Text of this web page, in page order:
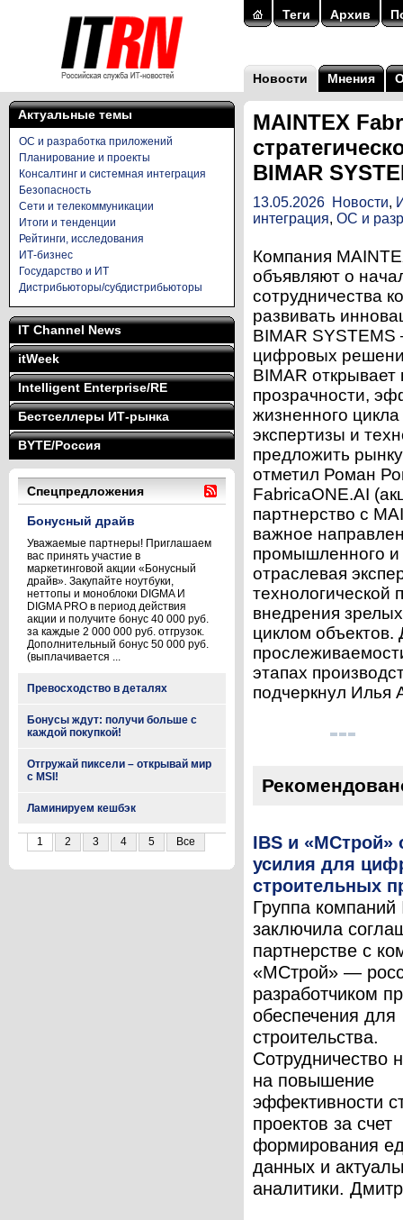
Теги Архив
Новости Мнения
Актуальные темы
ОС и разработка приложений
Планирование и проекты
Консалтинг и системная интеграция
Безопасность
Сети и телекоммуникации
Итоги и тенденции
Рейтинги, исследования
ИТ-бизнес
Государство и ИТ
Дистрибьюторы/субдистрибьюторы
IT Channel News
itWeek
Intelligent Enterprise/RE
Бестселлеры ИТ-рынка
BYTE/Россия
Спецпредложения
Бонусный драйв
Уважаемые партнеры! Приглашаем
вас принять участие в
маркетинговой акции «Бонусный
драйв». Закупайте ноутбуки,
неттопы и моноблоки DIGMA И
DIGMA PRO в период действия
акции и получите бонус 40 000 руб.
за каждые 2 000 000 руб. отгрузок.
Дополнительный бонус 50 000 руб.
(выплачивается ...
Превосходство в деталях
Бонусы ждут: получи больше с
каждой покупкой!
Отгружай пиксели – открывай мир
с MSI!
Ламинируем кешбэк
1 2 3 4 5 Все
MAINTEX
BIMAR
13.05.2026 Новости,
интеграция, ОС и
Компания
объявляют о
сотрудничества
развивать
BIMAR
цифровых
BIMAR
прозрачности,
жизненного
экспертизы и
предложить
отметил Роман
FabricaONE.AI
партнерство с
важное
промышленного и
отраслевая
технологической
внедрения
циклом объектов.
этапах
подчеркнул Илья
IBS и «МСтрой»
усилия для
строительных
Группа компаний
заключила
партнерстве с
«МСтрой» —
разработчиком
обеспечения для
строительства.
Сотрудничество
на повышение
эффективности
проектов за счет
формирования
данных и
аналитики.